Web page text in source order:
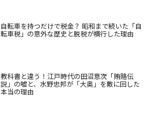
自転車を持つだけで税金？ 昭和まで続いた「自
転車税」の意外な歴史と脱税が横行した理由
教科書と違う！江戸時代の田沼意次「賄賂伝
説」の嘘と、水野忠邦が「大奥」を敵に回した
本当の理由